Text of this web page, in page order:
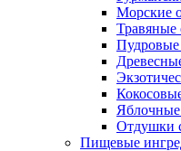
Морские
Травяные
Отдушки
Пищевые